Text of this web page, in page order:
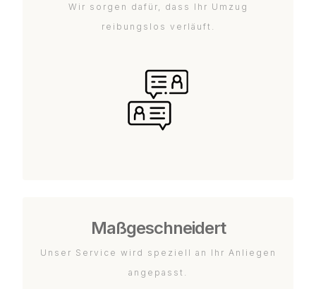
Wir sorgen dafür, dass Ihr Umzug
reibungslos verläuft.
Maßgeschneidert
Unser Service wird speziell an Ihr Anliegen
angepasst.